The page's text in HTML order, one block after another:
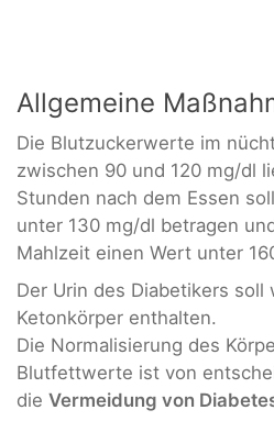
Allgemeine
Die Blutzuckerwerte im
zwischen 90 und 120 mg/dl
Stunden nach dem Essen
unter 130 mg/dl betragen
Mahlzeit einen Wert unter
Der Urin des Diabetikers soll
Ketonkörper enthalten.
Die Normalisierung des
Blutfettwerte ist von
die Vermeidung von